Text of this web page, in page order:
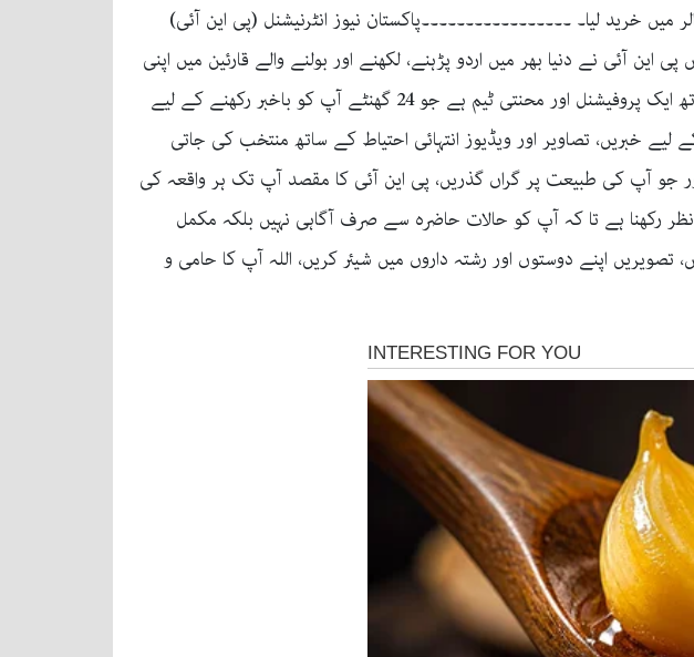
خرید لیا۔ ۔۔۔۔۔۔۔۔۔۔۔۔۔۔۔۔۔پاکستان نیوز انٹرنیشنل (پی این آئی)
2018 کو قائم کیا گیا، تھوڑے عرصے میں پی این آئی نے دنیا بھر میں اردو پڑہنے، لکھنے اور بولنے والے قارئین میں اپنی
جگہ بنا لی، پی این آئی کا انتظام اردو صحافت کے سینئر صحافیوں کے ہاتھ میں ہے، ان کے ساتھ ایک پروفیشنل اور محنتی ٹیم ہے جو 24 گھنٹے آپ کو باخبر رکھنے کے لیے
خبریں، تصاویر اور ویڈیوز انتہائی احتیاط کے ساتھ منتخب کی جاتی
جو آپ کی طبیعت پر گراں گذریں، پی این آئی کا مقصد آپ تک ہر واقعہ کی
رکھنا ہے تا کہ آپ کو حالات حاضرہ سے صرف آگاہی نہیں بلکہ مکمل
اپنے دوستوں اور رشتہ داروں میں شیئر کریں، اللہ آپ کا حامی و